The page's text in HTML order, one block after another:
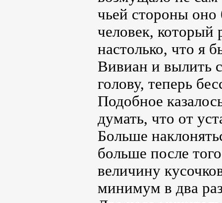
чьей стороны оно
человек, который
настолько, что я
Вивиан и вылить
голову, теперь
Подобное
думать, что от
Больше
больше после
величину
минимум в два